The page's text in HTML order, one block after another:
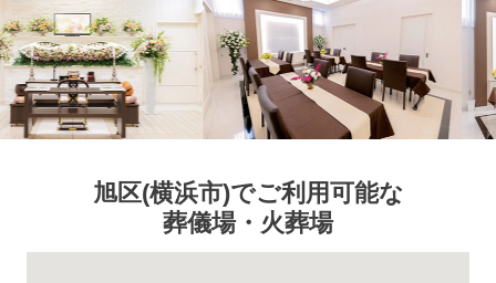
旭区(横浜市)でご利用可能な
葬儀場・火葬場